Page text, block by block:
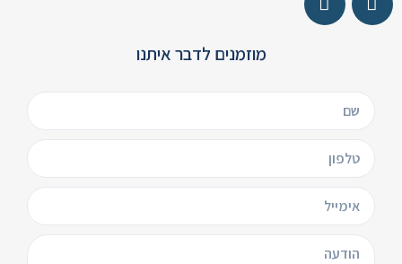
מוזמנים לדבר איתנו